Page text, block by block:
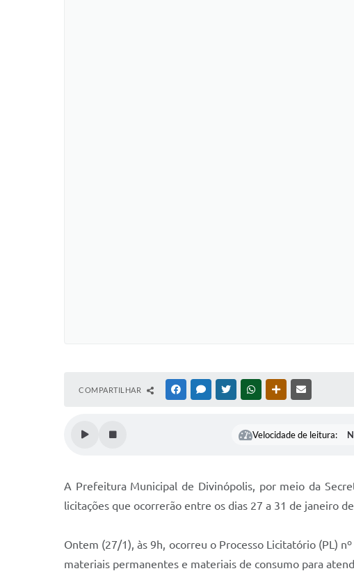
COMPARTILHAR FACEBOOKMESSENGER
TWITTERWHATSAPPOUTRAS MÍDIAS
Velocidade de leitura:
A Prefeitura Municipal de Divinópolis, por meio da
licitações que ocorrerão entre os dias 27 a 31 de janeiro
Ontem (27/1), às 9h, ocorreu o Processo Licitatório (PL)
materiais permanentes e materiais de consumo para